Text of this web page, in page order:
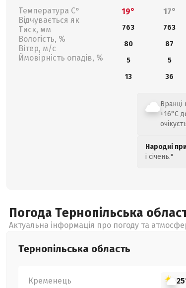
Температура С°
Відчувається як
Тиск, мм
Вологість, %
Вітер, м/с
Ймовірність опадів, %
19°
17°
763 763
80
87
5
5
13
36
Вранці
+16°C
Народні
і січень."
Погода Тернопільська
Актуальна інформація про погоду та
Тернопільська область
Кременець